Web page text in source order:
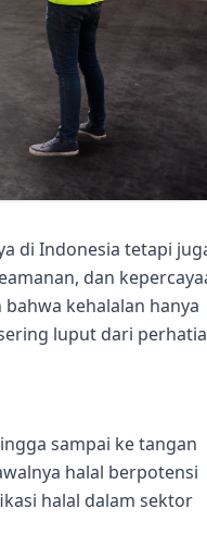
di Indonesia tetapi
dan
kehalalan hanya
luput dari
sampai ke tangan
halal berpotensi
halal dalam sektor